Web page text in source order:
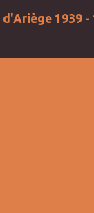
1939 -